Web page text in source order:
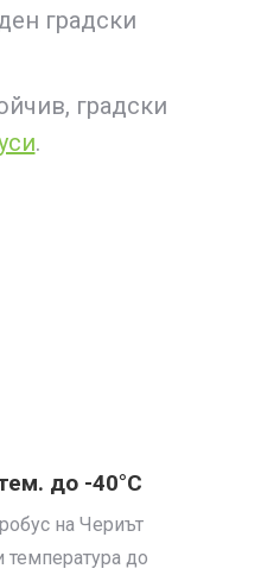
градски
градски
.
до -40°C
на Чериът
до